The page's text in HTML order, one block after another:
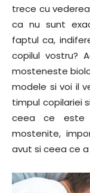
trece cu
ca nu sunt
faptul ca,
copilul vostru?
mosteneste
modele si voi il
timpul copilariei
ceea ce este
mostenite,
avut si ceea ce